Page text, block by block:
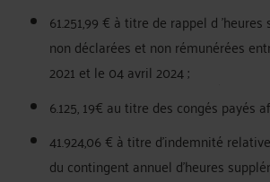
61.251,99 € à titre de rappel d
non déclarées et non rémunérées
2021 et le 04 avril 2024 ;
6.125, 19€ au titre des congés payés
41.924,06 € à titre d'indemnité
du contingent annuel d'heures